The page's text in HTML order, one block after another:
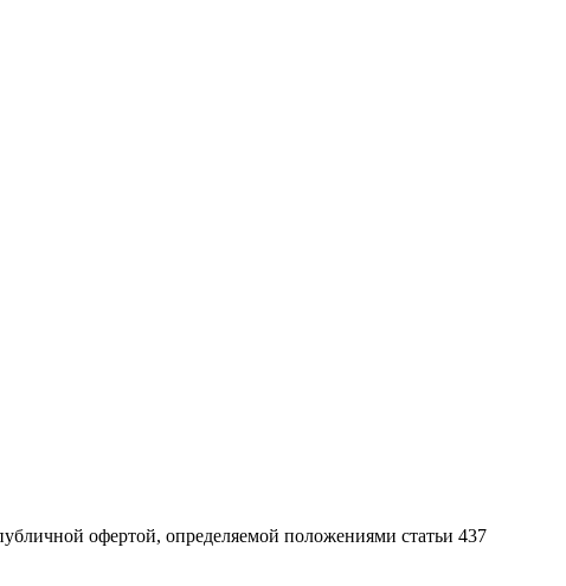
офертой, определяемой положениями статьи 437